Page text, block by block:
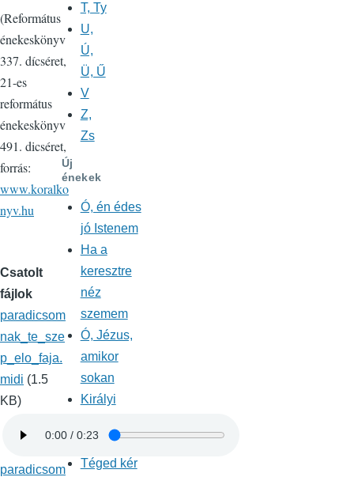
(Református
énekeskönyv
337. dícséret,
21-es
református
énekeskönyv
491. dicséret,
forrás:
www.koralko
nyv.hu
Csatolt
fájlok
paradicsom
nak_te_sze
p_elo_faja.
midi (1.5
KB)
paradicsom
T, Ty
U,
Ú,
Ü, Ű
V
Z,
Zs
Új
énekek
Ó, én édes
jó Istenem
Ha a
keresztre
néz
szemem
Ó, Jézus,
amikor
sokan
Királyi
elöl
Téged kér